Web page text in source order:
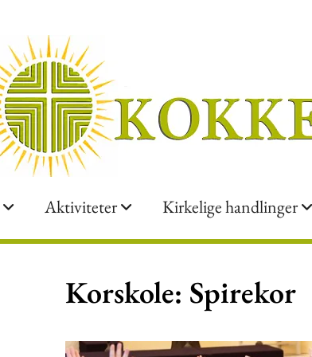
Aktiviteter Kirkelige handlinger
Korskole: Spirekor